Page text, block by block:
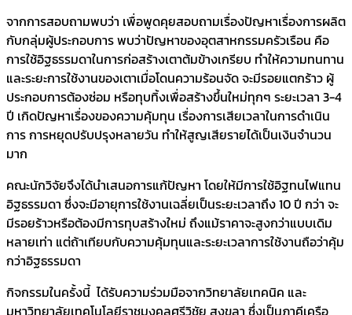
จากการสอบถามพบว่า เพื่อพูดคุยสอบถามเรื่องปัญหาเรื่องการผลิต
กับกลุ่มผู้ประกอบการ พบว่าปัญหาของอุตสาหกรรมครัวเรือน คือ
การใช้อิฐธรรมดาในการก่อสร้างเตาต้มข้างเกรียบ ทำให้ความทนทาน
และระยะการใช้งานของเตาเมื่อโดนความร้อนจัด จะมีรอยแตกร้าว ผู้
ประกอบการต้องซ่อม หรือทุบทิ้งเพื่อสร้างขึ้นใหม่ทุกๆ ระยะเวลา 3-4
ปี เกิดปัญหาเรื่องของความคุ้มทุน เรื่องการเสียเวลาในการดำเนิน
การ การหยุดปรับปรุงหลายวัน ทำให้สูญเสียรายได้เป็นเงินจำนวน
มาก
คณะนักวิจัยจึงได้นำเสนอการแก้ปัญหา โดยให้มีการใช้อิฐทนไฟแทน
อิฐธรรมดา ซึ่งจะมีอายุการใช้งานเฉลี่ยเป็นระยะเวลาถึง 10 ปี กว่า จะ
มีรอยร้าวหรือต้องมีการทุบสร้างใหม่ ถึงแม้ราคาจะสูงกว่าแบบเดิม
หลายเท่า แต่ถ้าเทียบกับความคุ้มทุนและระยะเวลาการใช้งานถือว่าคุ้ม
กว่าอิฐธรรมดา
กิจกรรมในครั้งนี้ ได้รับความร่วมมือจากวิทยาลัยเทคนิค และ
มหาวิทยาลัยเทคโนโลยีราชมงคลศรีวิชัย สงขลา ซึ่งเป็นภาคีเครือ